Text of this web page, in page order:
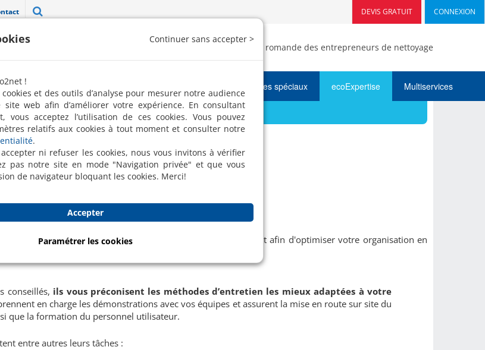
CONNEXION
DEVIS GRATUIT
"Label 100 % pro" décerné par la FREN - Fédération romande des entrepreneurs de nettoyage
Nettoyages spéciaux ecoExpertise Multiservices
& Accompagnement
vos besoins, vous conseillent
et vous accompagnent afin d'optimiser votre organisation en
conseillés, ils vous préconisent les méthodes d’entretien les mieux adaptées à votre
en charge les démonstrations avec vos équipes et assurent la mise en route sur site du
que la formation du personnel utilisateur.
entre autres leurs tâches :
Continuer sans accepter >
!
et des outils d’analyse pour mesurer notre audience
web afin d’améliorer votre expérience. En consultant
vous acceptez l’utilisation de ces cookies. Vous pouvez
relatifs aux cookies à tout moment et consulter notre
.
ni refuser les cookies, nous vous invitons à vérifier
pas notre site en mode "Navigation privée" et que vous
de navigateur bloquant les cookies. Merci!
Accepter
Paramétrer les cookies